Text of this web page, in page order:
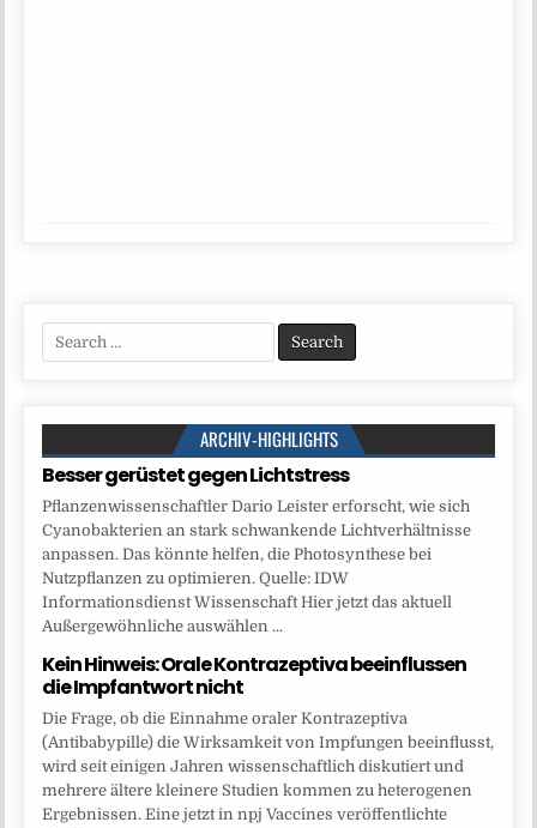
Search
for:
ARCHIV-HIGHLIGHTS
Besser gerüstet gegen Lichtstress
Pflanzenwissenschaftler Dario Leister erforscht, wie sich
Cyanobakterien an stark schwankende Lichtverhältnisse
anpassen. Das könnte helfen, die Photosynthese bei
Nutzpflanzen zu optimieren. Quelle: IDW
Informationsdienst Wissenschaft Hier jetzt das aktuell
Außergewöhnliche auswählen ...
Kein Hinweis: Orale Kontrazeptiva beeinflussen
die Impfantwort nicht
Die Frage, ob die Einnahme oraler Kontrazeptiva
(Antibabypille) die Wirksamkeit von Impfungen beeinflusst,
wird seit einigen Jahren wissenschaftlich diskutiert und
mehrere ältere kleinere Studien kommen zu heterogenen
Ergebnissen. Eine jetzt in npj Vaccines veröffentlichte